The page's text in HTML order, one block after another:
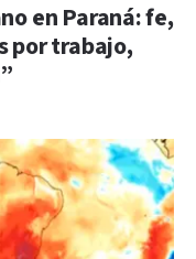
en Paraná: fe,
por trabajo,